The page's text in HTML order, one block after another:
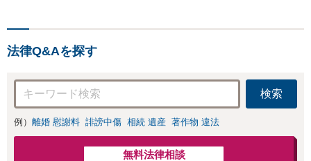
法律Q&Aを探す
検索
例） 離婚 慰謝料 誹謗中傷 相続 遺産 著作物 違法
無料法律相談